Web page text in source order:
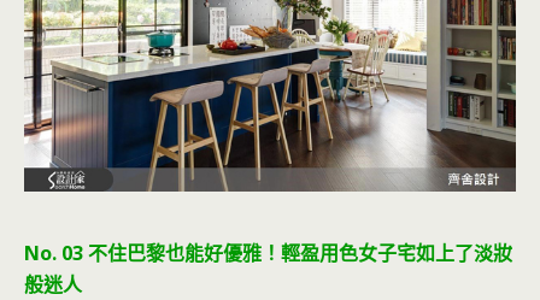
No. 03 不住巴黎也能好優雅！輕盈用色女子宅如上了淡妝
般迷人